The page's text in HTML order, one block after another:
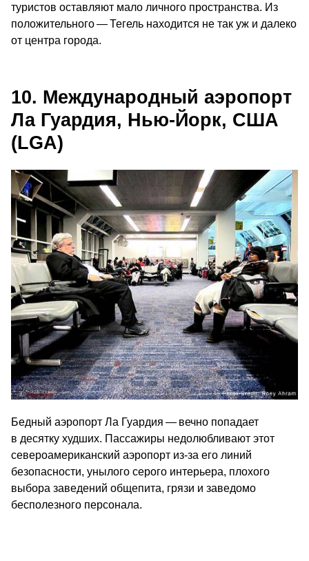
туристов оставляют мало личного пространства. Из
положительного — Тегель находится не так уж и далеко
от центра города.
10. Международный аэропорт
Ла Гуардия, Нью-Йорк, США
(LGA)
Бедный аэропорт Ла Гуардия — вечно попадает
в десятку худших. Пассажиры недолюбливают этот
североамериканский аэропорт из-за его линий
безопасности, унылого серого интерьера, плохого
выбора заведений общепита, грязи и заведомо
бесполезного персонала.